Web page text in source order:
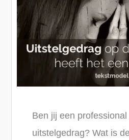
Ben jij een
uitstelgedrag? Wat is